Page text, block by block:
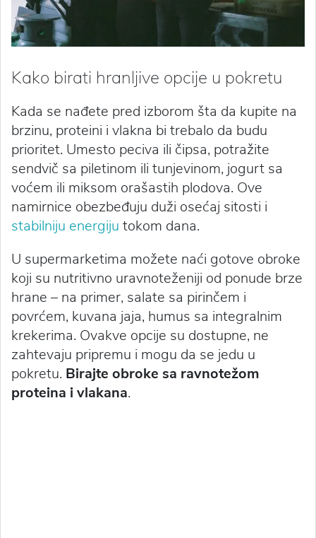
Kako birati hranljive opcije u pokretu
Kada se nađete pred izborom šta da kupite na
brzinu, proteini i vlakna bi trebalo da budu
prioritet. Umesto peciva ili čipsa, potražite
sendvič sa piletinom ili tunjevinom, jogurt sa
voćem ili miksom orašastih plodova. Ove
namirnice obezbeđuju duži osećaj sitosti i
stabilniju energiju tokom dana.
U supermarketima možete naći gotove obroke
koji su nutritivno uravnoteženiji od ponude brze
hrane – na primer, salate sa pirinčem i
povrćem, kuvana jaja, humus sa integralnim
krekerima. Ovakve opcije su dostupne, ne
zahtevaju pripremu i mogu da se jedu u
pokretu. Birajte obroke sa ravnotežom
proteina i vlakana.